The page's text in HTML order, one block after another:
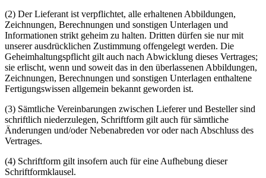
(2) Der Lieferant ist verpflichtet, alle erhaltenen Abbildungen,
Zeichnungen, Berechnungen und sonstigen Unterlagen und
Informationen strikt geheim zu halten. Dritten dürfen sie nur mit
unserer ausdrücklichen Zustimmung offengelegt werden. Die
Geheimhaltungspflicht gilt auch nach Abwicklung dieses Vertrages;
sie erlischt, wenn und soweit das in den überlassenen Abbildungen,
Zeichnungen, Berechnungen und sonstigen Unterlagen enthaltene
Fertigungswissen allgemein bekannt geworden ist.
(3) Sämtliche Vereinbarungen zwischen Lieferer und Besteller sind
schriftlich niederzulegen, Schriftform gilt auch für sämtliche
Änderungen und/oder Nebenabreden vor oder nach Abschluss des
Vertrages.
(4) Schriftform gilt insofern auch für eine Aufhebung dieser
Schriftformklausel.